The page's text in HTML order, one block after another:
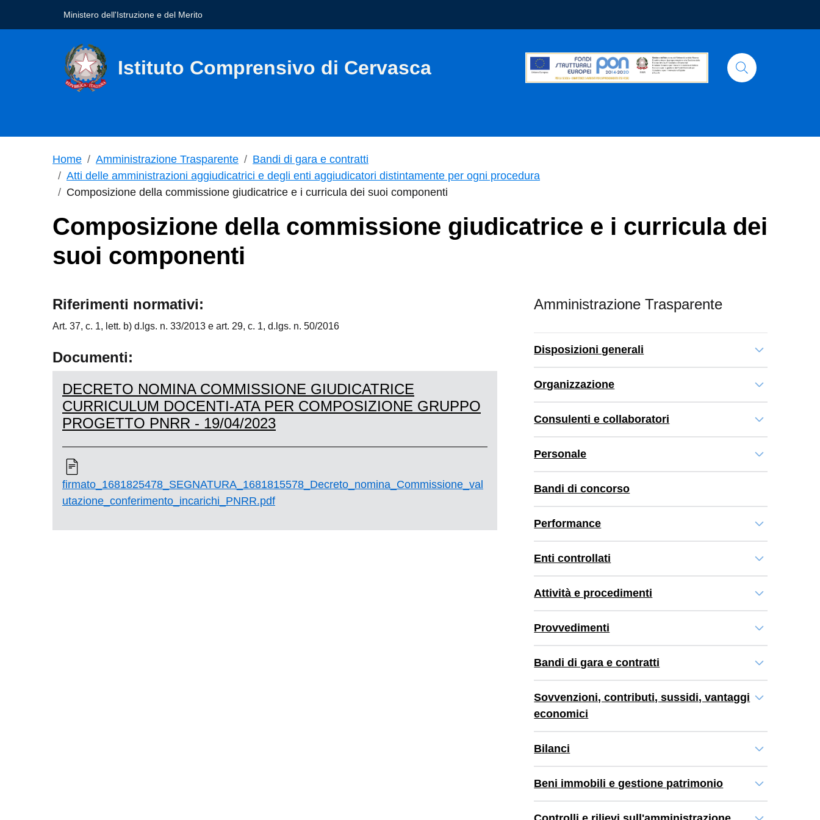
Ministero dell'Istruzione e del Merito
Istituto Comprensivo di Cervasca
Home Amministrazione Trasparente
Bandi di gara e contratti
Atti delle amministrazioni aggiudicatrici e degli enti aggiudicatori distintamente per ogni procedura
Composizione della commissione giudicatrice e i curricula dei suoi componenti
Composizione della commissione giudicatrice e i curricula dei
suoi componenti
Riferimenti normativi:
Art. 37, c. 1, lett. b) d.lgs. n. 33/2013 e art. 29, c. 1, d.lgs. n. 50/2016
Documenti:
DECRETO NOMINA COMMISSIONE GIUDICATRICE
CURRICULUM DOCENTI-ATA PER COMPOSIZIONE GRUPPO
PROGETTO PNRR - 19/04/2023
firmato_1681825478_SEGNATURA_1681815578_Decreto_nomina_Commissione_val
utazione_conferimento_incarichi_PNRR.pdf
Amministrazione Trasparente
Disposizioni generali
Organizzazione
Consulenti e collaboratori
Personale
Bandi di concorso
Performance
Enti controllati
Attività e procedimenti
Provvedimenti
Bandi di gara e contratti
Sovvenzioni, contributi, sussidi, vantaggi
economici
Bilanci
Beni immobili e gestione patrimonio